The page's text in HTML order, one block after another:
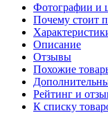
Фотографии и
Почему стоит
Описание
Отзывы
Похожие
Рейтинг и
К списку